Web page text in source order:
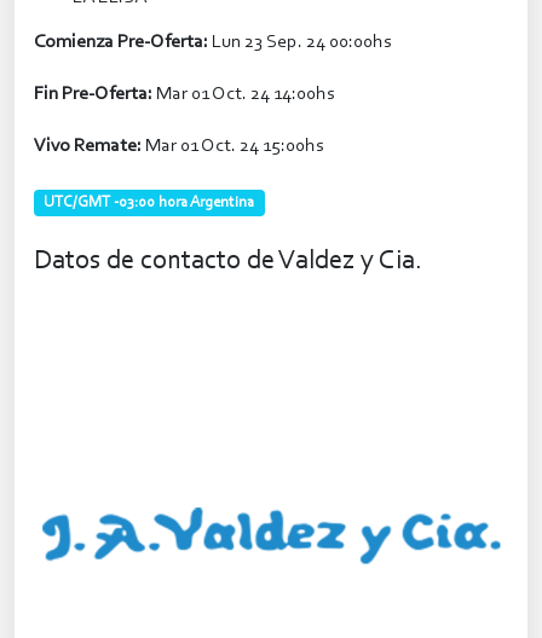
Comienza Pre-Oferta: Lun 23 Sep. 24 00:00hs
Fin Pre-Oferta: Mar 01 Oct. 24 14:00hs
Vivo Remate: Mar 01 Oct. 24 15:00hs
UTC/GMT -03:00 hora Argentina
Datos de contacto de Valdez y Cia.